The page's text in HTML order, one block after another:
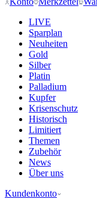
LIVE
Sparplan
Neuheiten
Gold
Silber
Platin
Palladium
Kupfer
Krisenschutz
Historisch
Limitiert
Themen
Zubehör
News
Über uns
Kundenkonto